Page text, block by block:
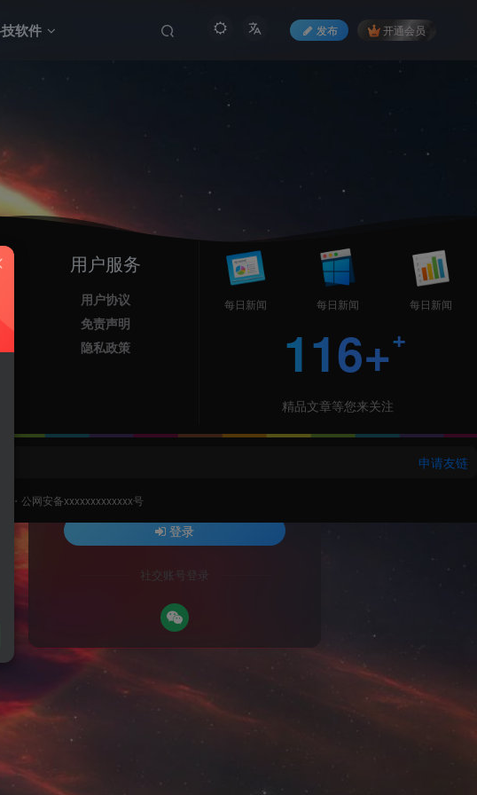
软件 发布 开通会员
登录
没有账号？立即注册
登录
社交账号登录
用户服务
用户协议
免责声明
隐私政策
每日新闻 每日新闻 每日新闻
116+
精品文章等您来关注
申请友链
・ 公网安备xxxxxxxxxxxxx号